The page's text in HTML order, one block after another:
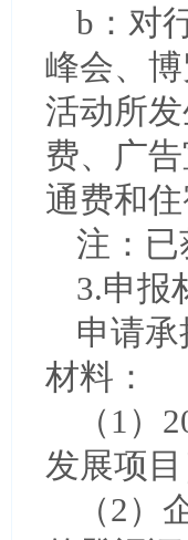
b：对
峰会、
活动所
费、广
通费和住
注：
3.申报
申请
材料：
（1
发展项
（2